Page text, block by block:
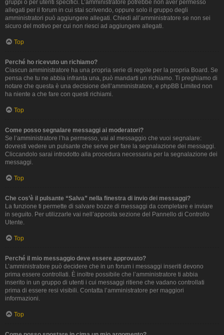
gruppi o per utenti specifici. L’amministratore potrebbe non aver permesso
allegati per il forum in cui stai scrivendo, oppure solo il gruppo degli
amministratori può aggiungere allegati. Chiedi all’amministratore se non sei
sicuro del motivo per cui non riesci ad aggiungere allegati.
Top
Perché ho ricevuto un richiamo?
Ciascun amministratore ha una propria serie di regole per la propria Board. Se
pensa che tu ne abbia infranta una, può mandarti un richiamo. Ti preghiamo di
notare che questa è una decisione dell’amministratore, e phpBB Limited non
ha niente a che fare con questi richiami.
Top
Come posso segnalare messaggi ai moderatori?
Se l’amministratore l’ha permesso, vai al messaggio che vuoi segnalare:
dovresti vedere un pulsante che serve per fare la segnalazione dei messaggi.
Cliccandolo sarai introdotto alla procedura necessaria per la segnalazione dei
messaggi.
Top
Che cos’è il pulsante “Salva” nella finestra di invio dei messaggi?
La funzione ti permette di salvare bozze di messaggi da completare e inviare
in seguito. Per utilizzarle vai nell’apposita sezione del Pannello di Controllo
Utente.
Top
Perché il mio messaggio deve essere approvato?
L’amministratore può decidere che in un forum i messaggi inseriti devono
prima essere controllati. È inoltre possibile che l’amministratore ti abbia
inserito in un gruppo di utenti i cui messaggi ritiene che vadano controllati
prima di essere resi visibili. Contatta l’amministratore per maggiori
informazioni.
Top